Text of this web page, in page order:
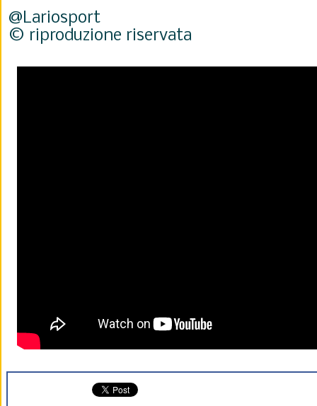
@Lariosport
© riproduzione riservata